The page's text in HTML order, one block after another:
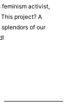
feminism activist,
project? A
of our